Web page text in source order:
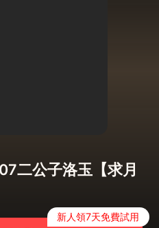
二公子洛玉【求月
新人領7天免費試用